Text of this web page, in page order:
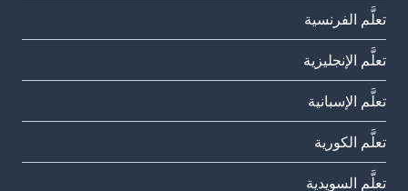
تعلَّم الفرنسية
تعلَّم الإنجليزية
تعلَّم الإسبانية
تعلَّم الكورية
تعلَّم السويدية